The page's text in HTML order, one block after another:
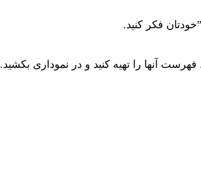
فکر کنید.
آنها را تهیه کنید و در نموداری بکشید.